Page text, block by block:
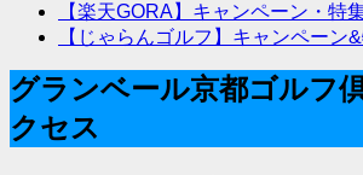
【楽天GORA】キャンペーン・特
【じゃらんゴルフ】キャンペーン
グランベール京都ゴルフ
クセス